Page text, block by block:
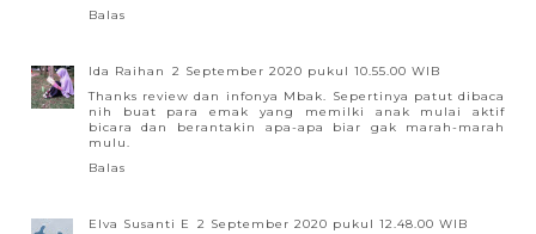
Balas
Ida Raihan
2 September 2020 pukul 10.55.00 WIB
Thanks review dan infonya Mbak. Sepertinya patut dibaca
nih buat para emak yang memilki anak mulai aktif
bicara dan berantakin apa-apa biar gak marah-marah
mulu.
Balas
Elva Susanti E
2 September 2020 pukul 12.48.00 WIB